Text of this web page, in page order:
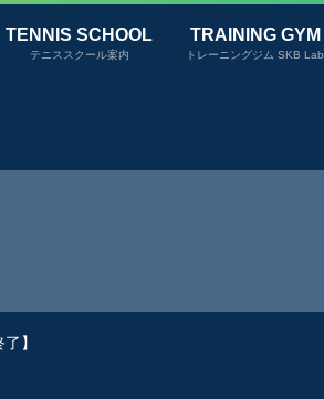
TENNIS SCHOOL
テニススクール案内
TRAINING GYM
トレーニングジム SKB Lab
了】